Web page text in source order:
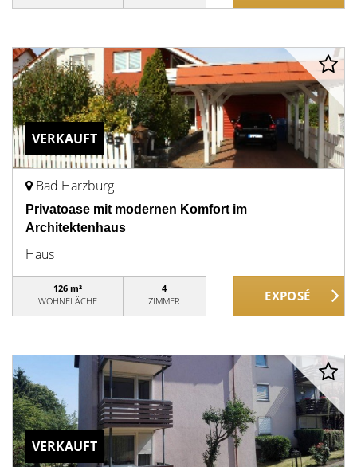
VERKAUFT
Bad Harzburg
Privatoase mit modernen Komfort im
Architektenhaus
Haus
126 m²
WOHNFLÄCHE
4
ZIMMER
VERKAUFT